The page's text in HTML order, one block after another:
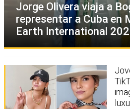
Jorge Olivera viaja a
representar a Cuba en
Earth International